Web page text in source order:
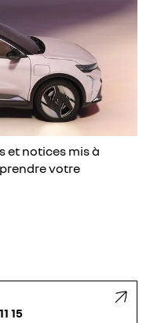
et notices mis à
votre
15